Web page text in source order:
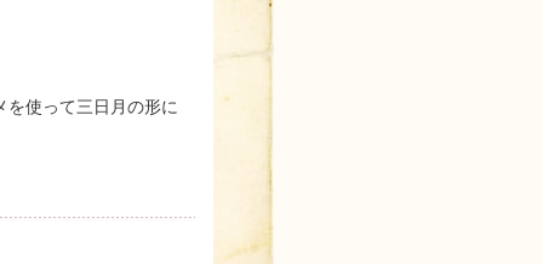
使って三日月の形に